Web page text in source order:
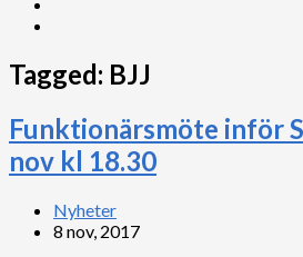
Tagged: BJJ
Funktionärsmöte inför
nov kl 18.30
Nyheter
8 nov, 2017